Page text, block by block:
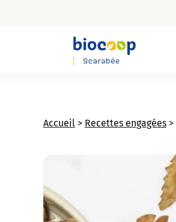
Accueil > Recettes engagées >